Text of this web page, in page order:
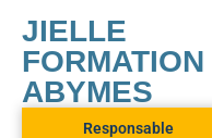
JIELLE
FORMATION
ABYMES
Responsable